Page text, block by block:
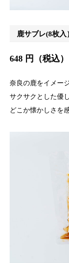
鹿サブレ(8枚入
648 円（税込）
奈良の鹿をイメー
サクサクとした優
どこか懐かしさを